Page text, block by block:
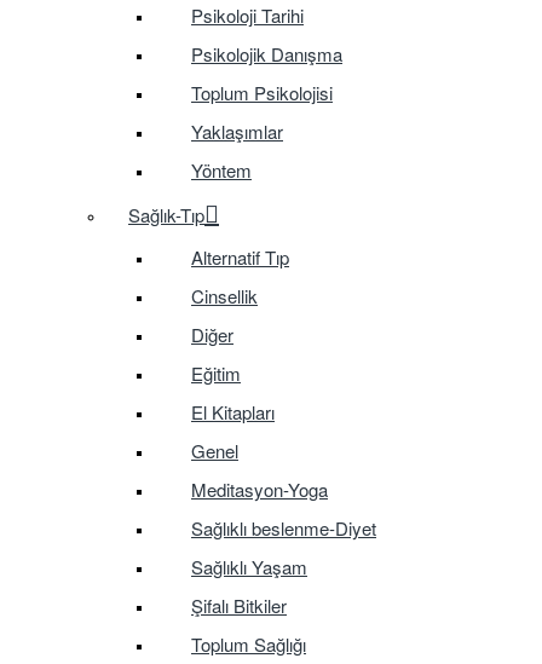
Psikoloji Tarihi
Psikolojik Danışma
Toplum Psikolojisi
Yaklaşımlar
Yöntem
Sağlık-Tıp
Alternatif Tıp
Cinsellik
Diğer
Eğitim
El Kitapları
Genel
Meditasyon-Yoga
Sağlıklı beslenme-Diyet
Sağlıklı Yaşam
Şifalı Bitkiler
Toplum Sağlığı